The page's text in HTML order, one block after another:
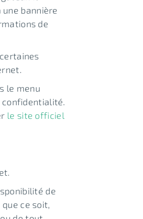
bannière
de
le menu
confidentialité.
le site officiel
de
ce soit,